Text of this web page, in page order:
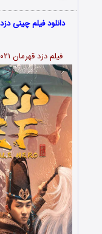
فیلمدزد قهرمان ۲۰۲۱